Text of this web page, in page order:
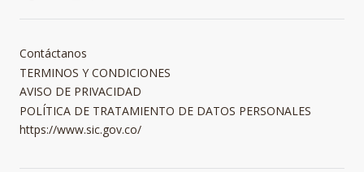
Contáctanos
TERMINOS Y CONDICIONES
AVISO DE PRIVACIDAD
POLÍTICA DE TRATAMIENTO DE DATOS PERSONALES
https://www.sic.gov.co/